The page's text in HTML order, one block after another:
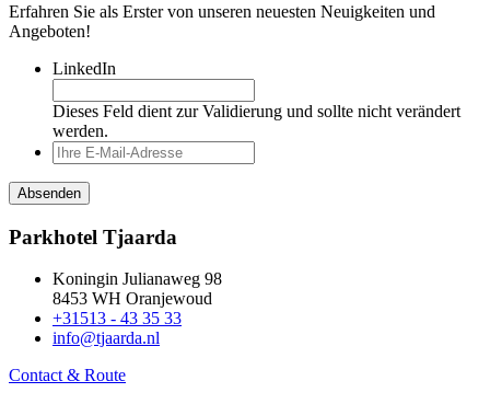
Erfahren Sie als Erster von unseren neuesten Neuigkeiten und
Angeboten!
LinkedIn
Dieses Feld dient zur Validierung und sollte nicht verändert
werden.
Parkhotel Tjaarda
Koningin Julianaweg 98
8453 WH Oranjewoud
+31513 - 43 35 33
info@tjaarda.nl
Contact & Route